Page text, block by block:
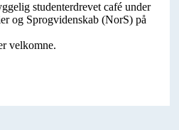
studenterdrevet café under
og Sprogvidenskab (NorS) på
velkomne.